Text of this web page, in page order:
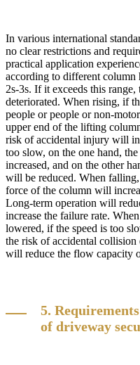
In various international
no clear restrictions and
practical application
according to different column
2s-3s. If it exceeds this
deteriorated. When rising, if
people or people or non-
upper end of the lifting
risk of accidental injury will
too slow, on the one hand,
increased, and on the other
will be reduced. When
force of the column will
Long-term operation will
increase the failure rate.
lowered, if the speed is too
the risk of accidental
will reduce the flow capacity
5.
of driveway